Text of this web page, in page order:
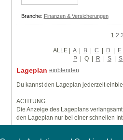
Branche: Finanzen & Versicherungen
1 2 3
ALLE| A | B | C | D | E
P | Q | R | S |
Lageplan einblenden
Du kannst den Lageplan jederzeit
ACHTUNG:
Die Anzeige des Lageplans
den Lageplan nur bei einer schnellen